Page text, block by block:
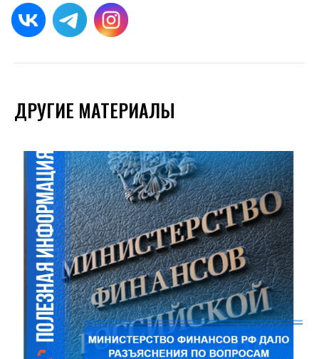
ДРУГИЕ МАТЕРИАЛЫ